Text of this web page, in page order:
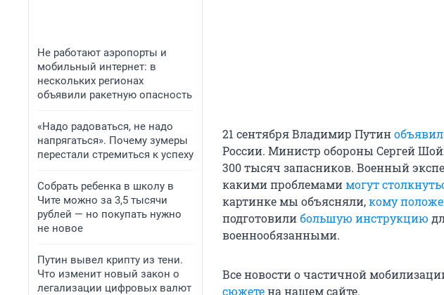
Не работают аэропорты и
мобильный интернет: в
нескольких регионах
объявили ракетную опасность
«Надо радоваться, не надо
напрягаться». Почему зумеры
перестали стремиться к успеху
Собрать ребенка в школу в
Чите можно за 3,5 тысячи
рублей — но покупать нужно
не новое
Путин вывел крипту из тени.
Что изменит новый закон о
легализации цифровых валют
21 сентября Владимир Путинобъявил
России. Министр обороны Сергей
300 тысяч запасников. Военный
какими проблемамимогут
картинке мы объясняли,кому
подготовилибольшую инструкцию
военнообязанными.
Все новости о частичной
сюжетена нашем сайте.